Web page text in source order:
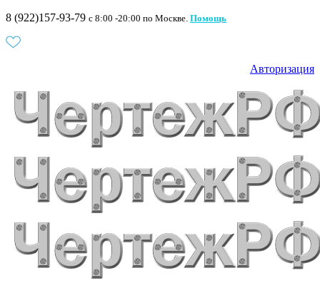
8 (922)157-93-79 c 8:00 -20:00 по Москве. Помощь
Авторизация